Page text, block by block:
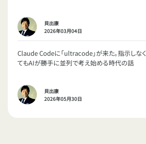
貝出康
2026年03月04日
Claude Codeに「ultracode」が来た。指示しなく
てもAIが勝手に並列で考え始める時代の話
貝出康
2026年05月30日